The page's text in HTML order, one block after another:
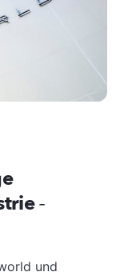
-
und